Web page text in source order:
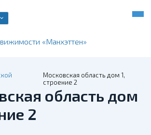
Московская область дом 1,
строение 2
область дом
2